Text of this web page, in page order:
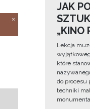
JAK
„KINO
Lekcja
które
do procesu
techniki